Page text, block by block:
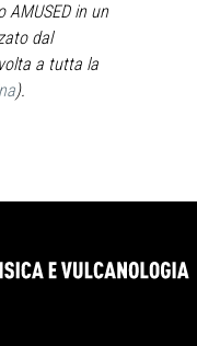
AMUSED in un
dal
a tutta la
).